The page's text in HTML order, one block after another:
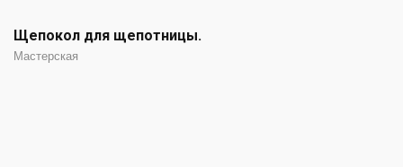
Щепокол для щепотницы.
Мастерская